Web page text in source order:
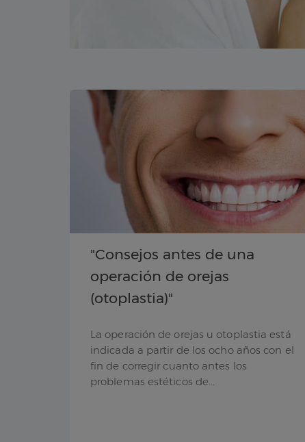
"Consejos antes de una
operación de orejas
(otoplastia)"
La operación de orejas u otoplastia está
indicada a partir de los ocho años con el
fin de corregir cuanto antes los
problemas estéticos de...